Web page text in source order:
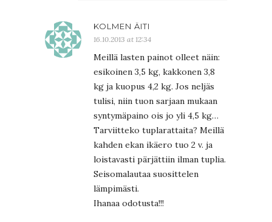
KOLMEN ÄITI
16.10.2013 at 12:34
Meillä lasten painot olleet näin:
esikoinen 3,5 kg, kakkonen 3,8
kg ja kuopus 4,2 kg. Jos neljäs
tulisi, niin tuon sarjaan mukaan
syntymäpaino ois jo yli 4,5 kg…
Tarviitteko tuplarattaita? Meillä
kahden ekan ikäero tuo 2 v. ja
loistavasti pärjättiin ilman tuplia.
Seisomalautaa suosittelen
lämpimästi.
Ihanaa odotusta!!!